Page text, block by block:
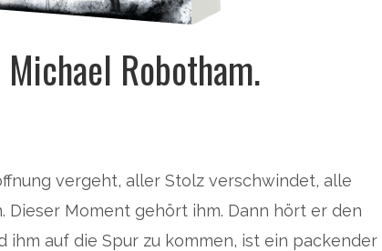
Robotham.
vergeht, aller Stolz verschwindet, alle
Dieser Moment gehört ihm. Dann hört er den
ihm auf die Spur zu kommen, ist ein packender